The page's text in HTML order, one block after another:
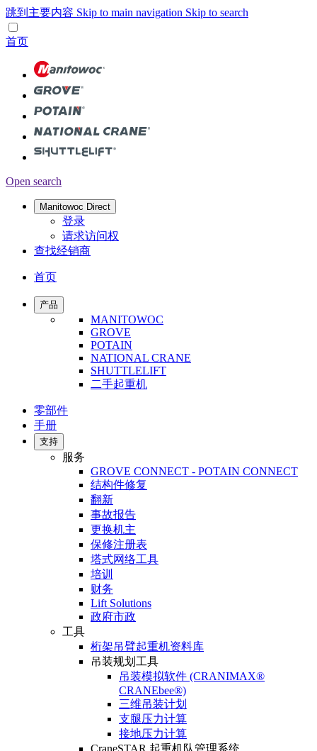
跳到主要内容 Skip to main navigation Skip to search
首页
Open search
Manitowoc Direct
登录
请求访问权
查找经销商
首页
产品
MANITOWOC
GROVE
POTAIN
NATIONAL CRANE
SHUTTLELIFT
二手起重机
零部件
手册
支持
服务
GROVE CONNECT - POTAIN CONNECT
结构件修复
翻新
事故报告
更换机主
保修注册表
塔式网络工具
培训
财务
Lift Solutions
政府市政
工具
桁架吊臂起重机资料库
吊装规划工具
吊装模拟软件 (CRANIMAX®
CRANEbee®)
三维吊装计划
支腿压力计算
接地压力计算
CraneSTAR 起重机队管理系统